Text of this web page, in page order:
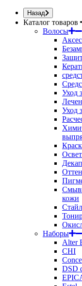
Назад
Каталог товаров
Волосы
Уход
Уход
кожи
Наборы
Alter
CHI
DSD